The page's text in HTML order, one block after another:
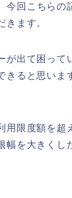
今回こちらの
ます。
が出て困って
ると思いま
用限度額を超
幅を大きくし